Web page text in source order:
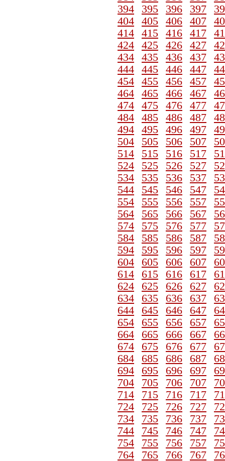
394
395 396 397
404
405 406 407
414
415 416 417
424
425 426 427
434
435 436 437
444
445 446 447
454
455 456 457
464
465 466 467
474
475 476 477
484
485 486 487
494
495 496 497
504
505 506 507
514
515 516 517
524
525 526 527
534
535 536 537
544
545 546 547
554
555 556 557
564
565 566 567
574
575 576 577
584
585 586 587
594
595 596 597
604
605 606 607
614
615 616 617
624
625 626 627
634
635 636 637
644
645 646 647
654
655 656 657
664
665 666 667
674
675 676 677
684
685 686 687
694
695 696 697
704
705 706 707
714
715 716 717
724
725 726 727
734
735 736 737
744
745 746 747
754
755 756 757
764
765 766 767